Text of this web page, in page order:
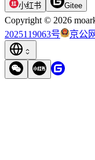
小红书 Gitee
Copyright © 2026
2025119063号
京公